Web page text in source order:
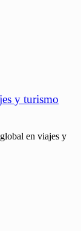
y turismo
en viajes y